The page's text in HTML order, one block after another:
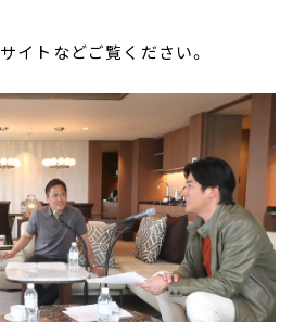
イトなどご覧ください。